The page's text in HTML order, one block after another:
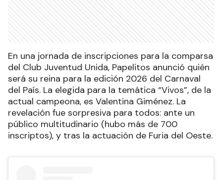
En una jornada de inscripciones para la comparsa
del Club Juventud Unida, Papelitos anunció quién
será su reina para la edición 2026 del Carnaval
del País. La elegida para la temática “Vivos”, de la
actual campeona, es Valentina Giménez. La
revelación fue sorpresiva para todos: ante un
público multitudinario (hubo más de 700
inscriptos), y tras la actuación de Furia del Oeste.